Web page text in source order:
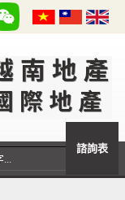
諮詢表